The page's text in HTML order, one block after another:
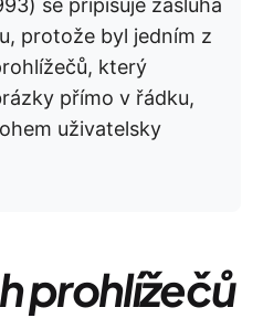
se připisuje zásluha
protože byl jedním z
který
přímo v řádku,
uživatelsky
prohlížečů